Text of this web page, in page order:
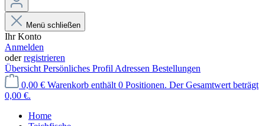
Menü schließen
Ihr Konto
Anmelden
oderregistrieren
Übersicht Persönliches Profil Adressen Bestellungen
0,00 € Warenkorb enthält 0 Positionen. Der Gesamtwert beträgt
0,00 €.
Home